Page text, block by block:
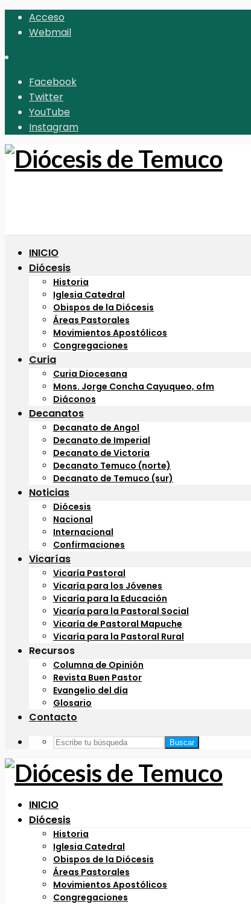
Acceso
Webmail
Facebook
Twitter
YouTube
Instagram
INICIO
Diócesis
Historia
Iglesia Catedral
Obispos de la Diócesis
Áreas Pastorales
Movimientos Apostólicos
Congregaciones
Curia
Curia Diocesana
Mons. Jorge Concha Cayuqueo, ofm
Diáconos
Decanatos
Decanato de Angol
Decanato de Imperial
Decanato de Victoria
Decanato Temuco (norte)
Decanato de Temuco (sur)
Noticias
Diócesis
Nacional
Internacional
Confirmaciones
Vicarías
Vicaría Pastoral
Vicaría para los Jóvenes
Vicaría para la Educación
Vicaría para la Pastoral Social
Vicaría de Pastoral Mapuche
Vicaría para la Pastoral Rural
Recursos
Columna de Opinión
Revista Buen Pastor
Evangelio del día
Glosario
Contacto
Buscar
INICIO
Diócesis
Historia
Iglesia Catedral
Obispos de la Diócesis
Áreas Pastorales
Movimientos Apostólicos
Congregaciones